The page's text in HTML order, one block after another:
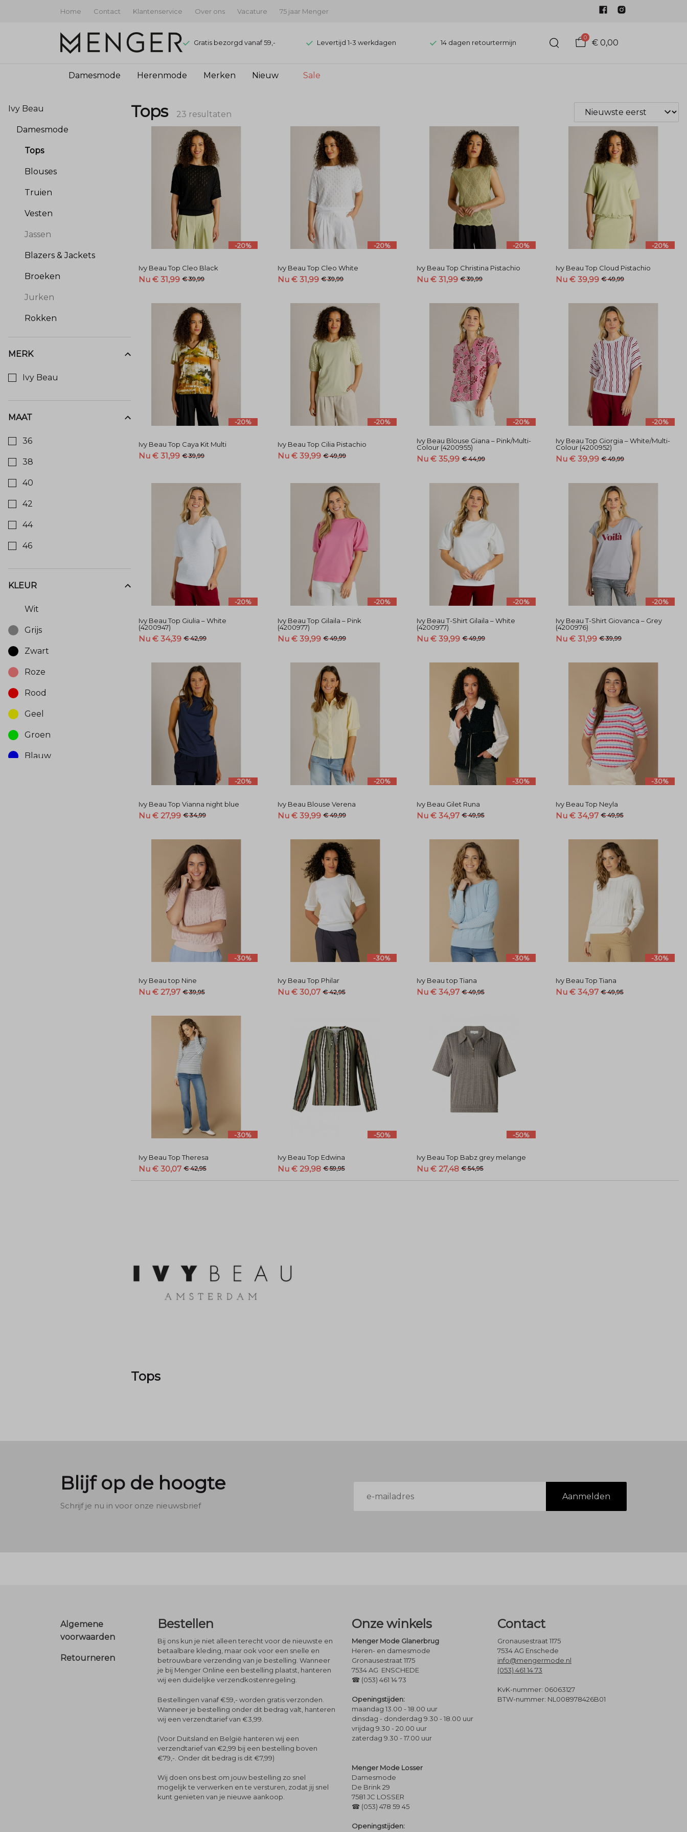
Home Contact Klantenservice Over ons Vacature 75 jaar Menger
Gratis bezorgd vanaf 59,- Levertijd 1-3 werkdagen 14 dagen retourtermijn
0
€ 0,00
Damesmode Herenmode Merken Nieuw Sale
Tops
Menger
Mode
Ivy Beau
Damesmode
Tops
Blouses
Truien
Vesten
Jassen
Blazers & Jackets
Broeken
Jurken
Rokken
MERK
Ivy Beau
MAAT
36
38
40
42
44
46
KLEUR
Wit
Grijs
Zwart
Roze
Rood
Geel
Groen
Blauw
Tops 23 resultaten
-20%
Ivy Beau Top Cleo Black
Nu € 31,99 € 39,99
-20%
Ivy Beau Top Cleo White
Nu € 31,99 € 39,99
-20%
Ivy Beau Top Christina Pistachio
Nu € 31,99 € 39,99
-20%
Ivy Beau Top Cloud Pistachio
Nu € 39,99 € 49,99
-20%
Ivy Beau Top Caya Kit Multi
Nu € 31,99 € 39,99
-20%
Ivy Beau Top Cilia Pistachio
Nu € 39,99 € 49,99
-20%
Ivy Beau Blouse Giana – Pink/Multi-
Colour (4200955)
Nu € 35,99 € 44,99
-20%
Ivy Beau Top Giorgia – White/Multi-
Colour (4200952)
Nu € 39,99 € 49,99
-20%
Ivy Beau Top Giulia – White
(4200947)
Nu € 34,39 € 42,99
-20%
Ivy Beau Top Gilaila – Pink
(4200977)
Nu € 39,99 € 49,99
-20%
Ivy Beau T-Shirt Gilaila – White
(4200977)
Nu € 39,99 € 49,99
-20%
Ivy Beau T-Shirt Giovanca – Grey
(4200976)
Nu € 31,99 € 39,99
-20%
Ivy Beau Top Vianna night blue
Nu € 27,99 € 34,99
-20%
Ivy Beau Blouse Verena
Nu € 39,99 € 49,99
-30%
Ivy Beau Gilet Runa
Nu € 34,97 € 49,95
-30%
Ivy Beau Top Neyla
Nu € 34,97 € 49,95
-30%
Ivy Beau top Nine
Nu € 27,97 € 39,95
-30%
Ivy Beau Top Philar
Nu € 30,07 € 42,95
-30%
Ivy Beau top Tiana
Nu € 34,97 € 49,95
-30%
Ivy Beau Top Tiana
Nu € 34,97 € 49,95
-30%
Ivy Beau Top Theresa
Nu € 30,07 € 42,95
-50%
Ivy Beau Top Edwina
Nu € 29,98 € 59,95
-50%
Ivy Beau Top Babz grey melange
Nu € 27,48 € 54,95
Tops
Blijf op de hoogte
Schrijf je nu in voor onze nieuwsbrief
mailadres
Aanmelden
Footer
Algemene
voorwaarden
Retourneren
Bestellen
Bij ons kun je niet alleen terecht voor de nieuwste en
betaalbare kleding, maar ook voor een snelle en
betrouwbare verzending van je bestelling. Wanneer
je bij Menger Online een bestelling plaatst, hanteren
wij een duidelijke verzendkostenregeling.
Bestellingen vanaf €59,- worden gratis verzonden.
Wanneer je bestelling onder dit bedrag valt, hanteren
wij een verzendtarief van €3,99.
(Voor Duitsland en België hanteren wij een
verzendtarief van €2,99 bij een bestelling boven
€79,-. Onder dit bedrag is dit €7,99)
Wij doen ons best om jouw bestelling zo snel
mogelijk te verwerken en te versturen, zodat jij snel
kunt genieten van je nieuwe aankoop.
Onze winkels
Menger Mode Glanerbrug
Heren- en damesmode
Gronausestraat 1175
7534 AG ENSCHEDE
☎ (053) 461 14 73
Openingstijden:
maandag 13.00 - 18.00 uur
dinsdag - donderdag 9.30 - 18.00 uur
vrijdag 9.30 - 20.00 uur
zaterdag 9.30 - 17.00 uur
Menger Mode Losser
Damesmode
De Brink 29
7581 JC LOSSER
☎ (053) 478 59 45
Openingstijden:
Contact
Gronausestraat 1175
7534 AG Enschede
info@mengermode.nl
(053) 461 14 73
KvK-nummer: 06063127
BTW-nummer: NL008978426B01